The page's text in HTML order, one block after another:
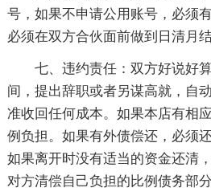
号，如果不申请公用账号，必须
必须在双方合伙面前做到日清月
七、违约责任：双方好说好
间，提出辞职或者另谋高就，自
准收回任何成本。如果本店有相
例负担。如果有外债偿还，必须
如果离开时没有适当的资金还清
对方清偿自己负担的比例债务部分